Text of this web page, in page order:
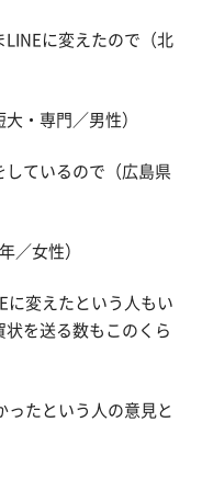
LINEに変えたので（北
・専門／男性）
しているので（広島県
／女性）
に変えたという人もい
を送る数もこのくら
ったという人の意見と